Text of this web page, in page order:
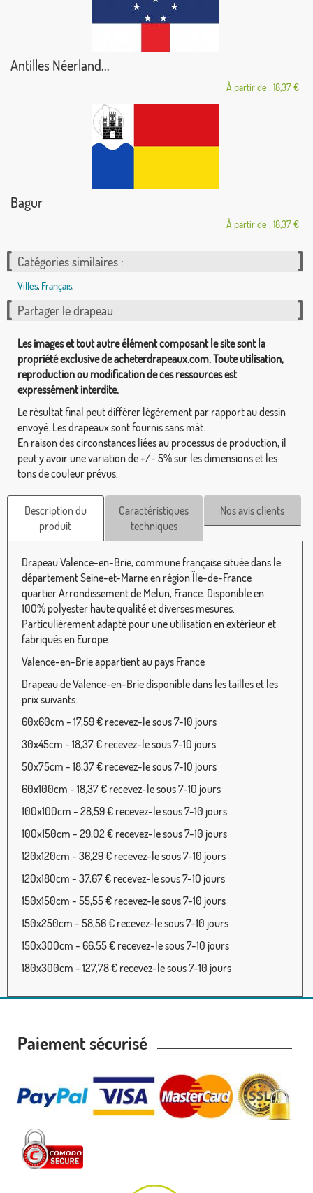
Antilles Néerland...
À partir de : 18,37 €
Bagur
À partir de : 18,37 €
Catégories similaires :
Villes, Français,
Partager le drapeau
Les images et tout autre élément composant le site sont la
propriété exclusive de acheterdrapeaux.com. Toute utilisation,
reproduction ou modification de ces ressources est
expressément interdite.
Le résultat final peut différer légèrement par rapport au dessin
envoyé. Les drapeaux sont fournis sans mât.
En raison des circonstances liées au processus de production, il
peut y avoir une variation de +/- 5% sur les dimensions et les
tons de couleur prévus.
Description du
produit
Caractéristiques
techniques
Nos avis clients
Drapeau Valence-en-Brie, commune française située dans le
département Seine-et-Marne en région Île-de-France
quartier Arrondissement de Melun, France. Disponible en
100% polyester haute qualité et diverses mesures.
Particulièrement adapté pour une utilisation en extérieur et
fabriqués en Europe.
Valence-en-Brie appartient au pays France
Drapeau de Valence-en-Brie disponible dans les tailles et les
prix suivants:
60x60cm - 17,59 € recevez-le sous 7-10 jours
30x45cm - 18,37 € recevez-le sous 7-10 jours
50x75cm - 18,37 € recevez-le sous 7-10 jours
60x100cm - 18,37 € recevez-le sous 7-10 jours
100x100cm - 28,59 € recevez-le sous 7-10 jours
100x150cm - 29,02 € recevez-le sous 7-10 jours
120x120cm - 36,29 € recevez-le sous 7-10 jours
120x180cm - 37,67 € recevez-le sous 7-10 jours
150x150cm - 55,55 € recevez-le sous 7-10 jours
150x250cm - 58,56 € recevez-le sous 7-10 jours
150x300cm - 66,55 € recevez-le sous 7-10 jours
180x300cm - 127,78 € recevez-le sous 7-10 jours
Paiement sécurisé